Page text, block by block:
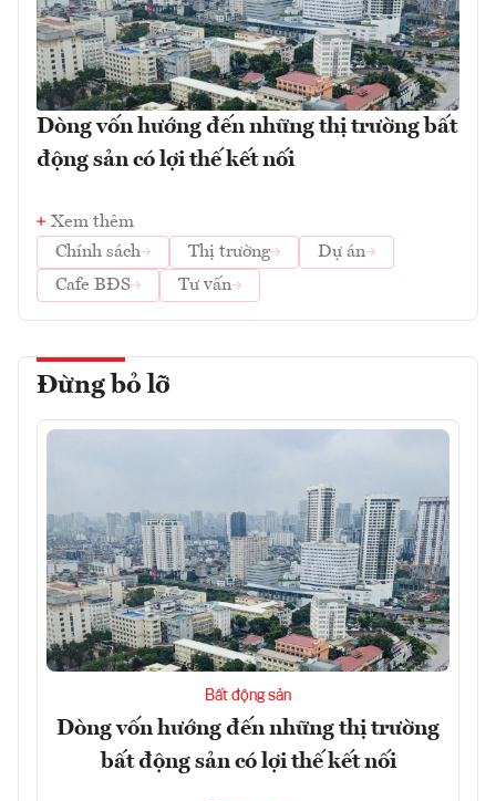
Dòng vốn hướng đến những thị trường bất
động sản có lợi thế kết nối
Xem thêm
Chính sách
Thị trường
Dự án
Cafe BĐS
Tư vấn
Đừng bỏ lỡ
Bất động sản
Dòng vốn hướng đến những thị trường
bất động sản có lợi thế kết nối